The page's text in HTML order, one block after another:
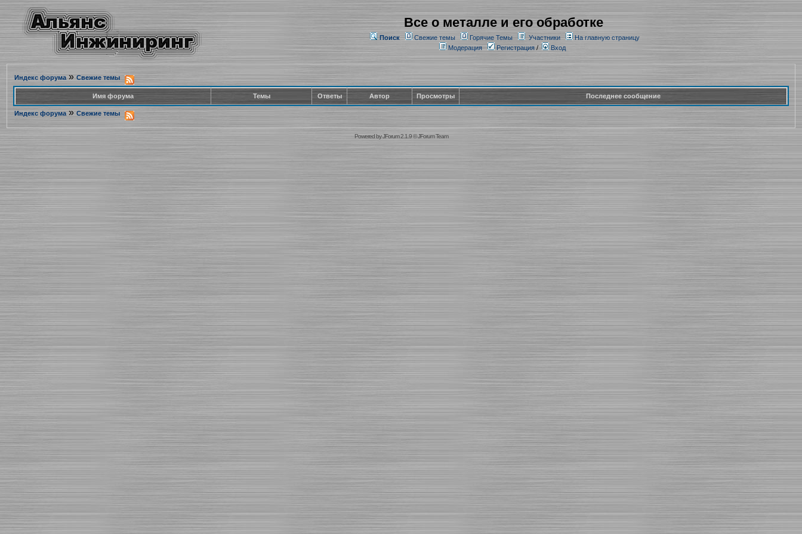
Все о металле и его обработке
Поиск Свежие темы Горячие Темы Участники
На главную страницу
Модерация
Регистрация/ Вход
Индекс форума» Свежие темы
Имя форума Темы Ответы Автор Просмотры Последнее сообщение
Индекс форума » Свежие темы
Powered byJForum 2.1.9©JForum Team